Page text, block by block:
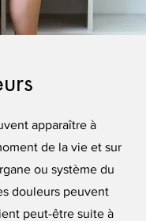
apparaître à
de la vie et sur
ou système du
douleurs peuvent
peut-être suite à